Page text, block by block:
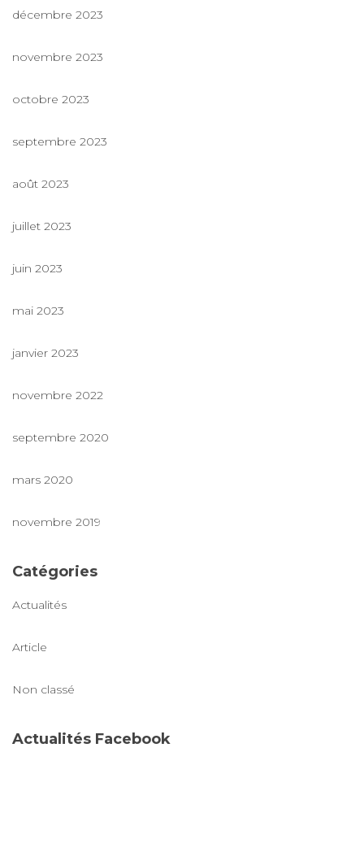
décembre 2023
novembre 2023
octobre 2023
septembre 2023
août 2023
juillet 2023
juin 2023
mai 2023
janvier 2023
novembre 2022
septembre 2020
mars 2020
novembre 2019
Catégories
Actualités
Article
Non classé
Actualités Facebook